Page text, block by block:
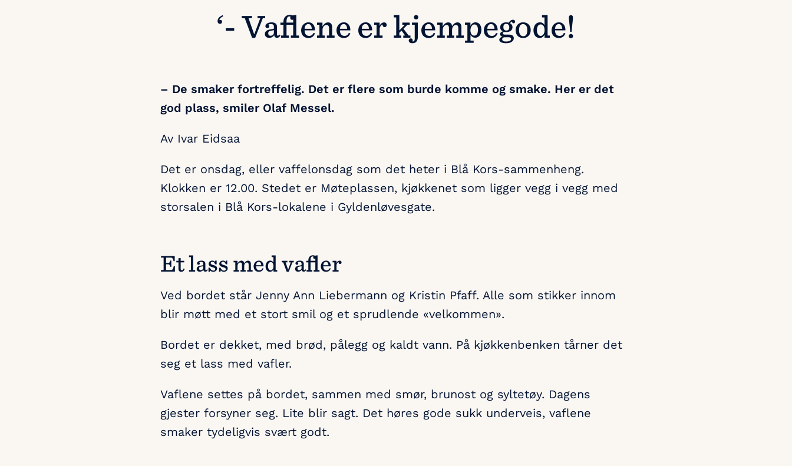
‘- Vaflene er kjempegode!
– De smaker fortreffelig. Det er flere som burde komme og smake. Her er det
god plass, smiler Olaf Messel.
Av Ivar Eidsaa
Det er onsdag, eller vaffelonsdag som det heter i Blå Kors-sammenheng.
Klokken er 12.00. Stedet er Møteplassen, kjøkkenet som ligger vegg i vegg med
storsalen i Blå Kors-lokalene i Gyldenløvesgate.
Et lass med vafler
Ved bordet står Jenny Ann Liebermann og Kristin Pfaff. Alle som stikker innom
blir møtt med et stort smil og et sprudlende «velkommen».
Bordet er dekket, med brød, pålegg og kaldt vann. På kjøkkenbenken tårner det
seg et lass med vafler.
Vaflene settes på bordet, sammen med smør, brunost og syltetøy. Dagens
gjester forsyner seg. Lite blir sagt. Det høres gode sukk underveis, vaflene
smaker tydeligvis svært godt.